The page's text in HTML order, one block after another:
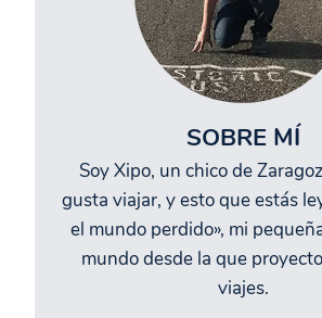
SOBRE MÍ
Soy Xipo, un chico de
gusta viajar, y esto que estás
el mundo perdido», mi
mundo desde la que
viajes.